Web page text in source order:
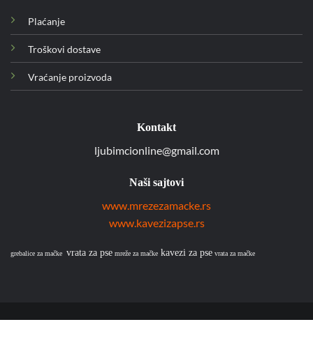
Plaćanje
Troškovi dostave
Vraćanje proizvoda
Kontakt
ljubimcionline@gmail.com
Naši sajtovi
www.mrezezamacke.rs
www.kavezizapse.rs
grebalice za mačke vrata za pse mreže za mačke kavezi za pse vrata za mačke